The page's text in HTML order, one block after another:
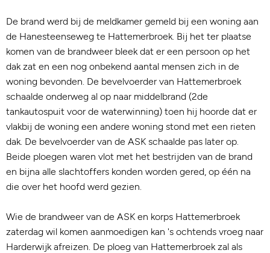
De brand werd bij de meldkamer gemeld bij een woning aan
de Hanesteenseweg te Hattemerbroek. Bij het ter plaatse
komen van de brandweer bleek dat er een persoon op het
dak zat en een nog onbekend aantal mensen zich in de
woning bevonden. De bevelvoerder van Hattemerbroek
schaalde onderweg al op naar middelbrand (2de
tankautospuit voor de waterwinning) toen hij hoorde dat er
vlakbij de woning een andere woning stond met een rieten
dak. De bevelvoerder van de ASK schaalde pas later op.
Beide ploegen waren vlot met het bestrijden van de brand
en bijna alle slachtoffers konden worden gered, op één na
die over het hoofd werd gezien.
Wie de brandweer van de ASK en korps Hattemerbroek
zaterdag wil komen aanmoedigen kan 's ochtends vroeg naar
Harderwijk afreizen. De ploeg van Hattemerbroek zal als